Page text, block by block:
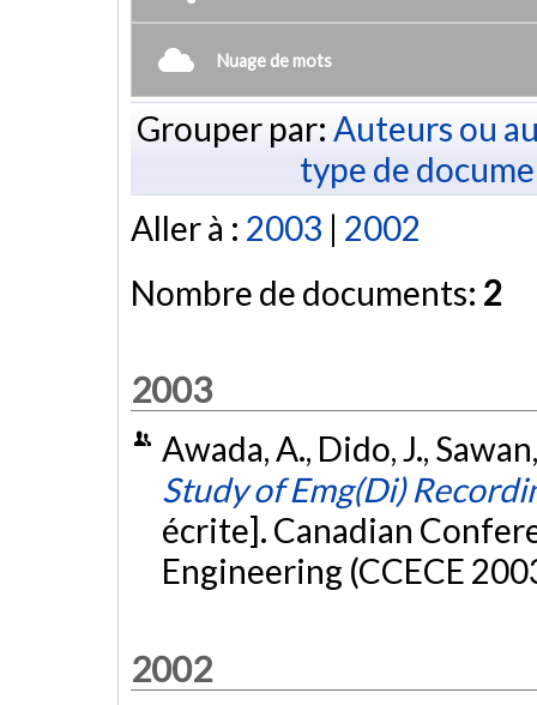
Nuage de mots
Grouper par: Auteurs ou
type de
Aller à : 2003 | 2002
Nombre de documents: 2
2003
Awada, A., Dido, J.,
Study of Emg(Di)
écrite]. Canadian
Engineering (CCECE
2002